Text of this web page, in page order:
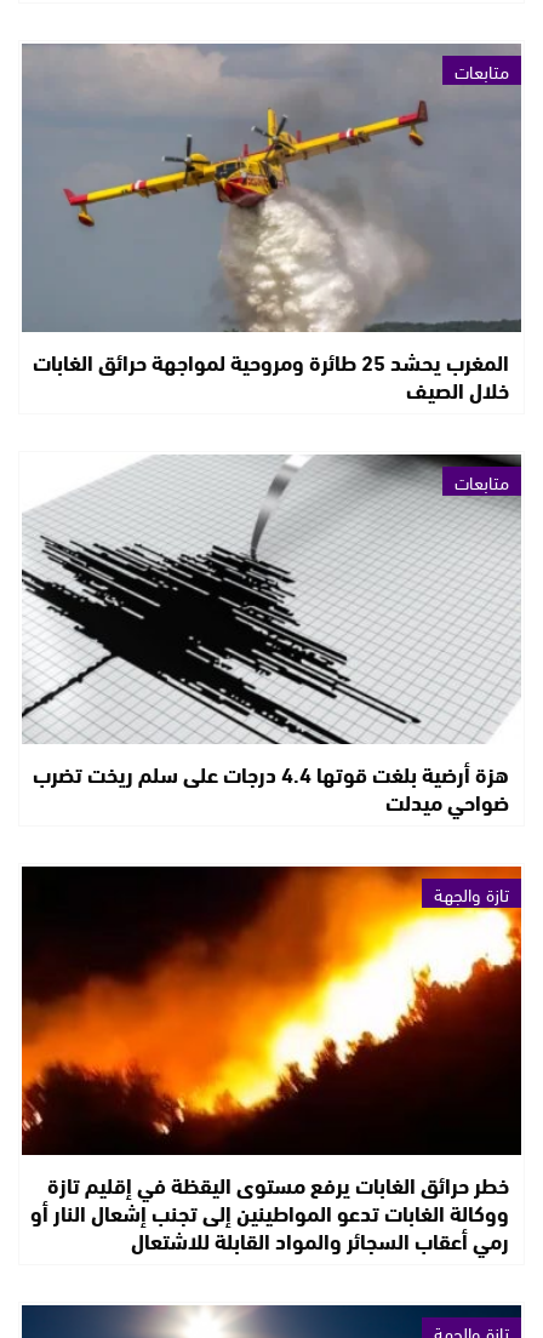
متابعات
المغرب يحشد 25 طائرة ومروحية لمواجهة حرائق الغابات
خلال الصيف
متابعات
هزة أرضية بلغت قوتها 4.4 درجات على سلم ريخت تضرب
ضواحي ميدلت
تازة والجهة
خطر حرائق الغابات يرفع مستوى اليقظة في إقليم تازة
ووكالة الغابات تدعو المواطينين إلى تجنب إشعال النار أو
رمي أعقاب السجائر والمواد القابلة للاشتعال